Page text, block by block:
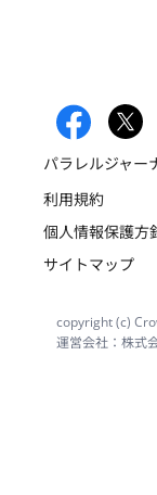
パラレルジャー
利用規約
個人情報保護方
サイトマップ
copyright (c)
運営会社：株式